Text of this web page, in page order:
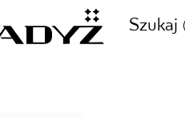
Szukaj